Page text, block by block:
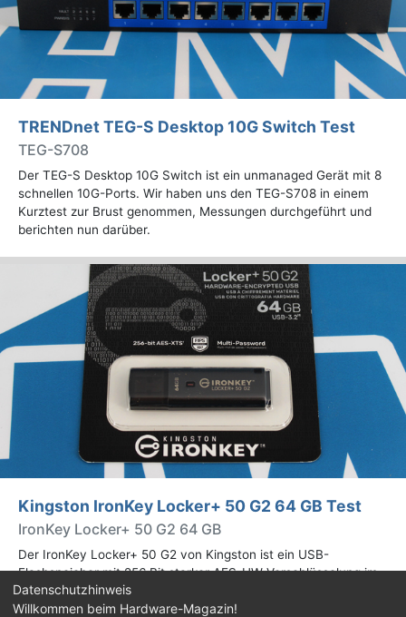
TRENDnet TEG-S Desktop 10G Switch Test
TEG-S708
Der TEG-S Desktop 10G Switch ist ein unmanaged Gerät mit 8
schnellen 10G-Ports. Wir haben uns den TEG-S708 in einem
Kurztest zur Brust genommen, Messungen durchgeführt und
berichten nun darüber.
Kingston IronKey Locker+ 50 G2 64 GB Test
IronKey Locker+ 50 G2 64 GB
Der IronKey Locker+ 50 G2 von Kingston ist ein USB-
Flashspeicher mit 256 Bit starker AES-HW-Verschlüsselung im
XTS-Modus. Wir haben das 64-GB-Modell im Praxistest
genauer begutachtet.
Datenschutzhinweis
Willkommen beim Hardware-Magazin!